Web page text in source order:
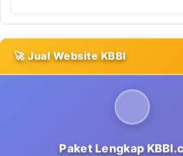
🚀 Jual Website KBBI
Paket Lengkap